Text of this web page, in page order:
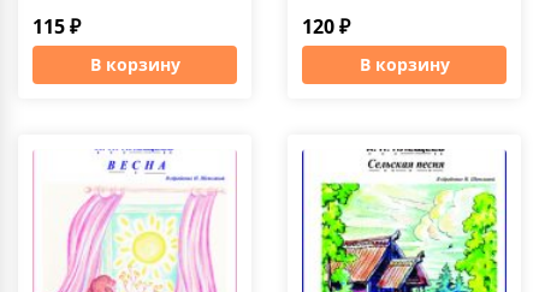
115 ₽
В корзину
120 ₽
В корзину